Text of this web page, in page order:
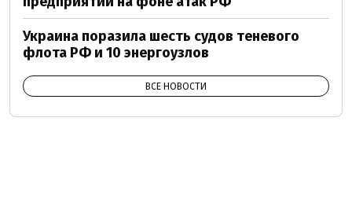
Украина поразила шесть судов теневого
флота РФ и 10 энергоузлов
ВСЕ НОВОСТИ